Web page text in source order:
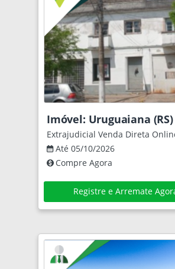
Imóvel: Uruguaiana (RS)
Extrajudicial Venda Direta
Até 05/10/2026
Compre Agora
Registre e Arremate